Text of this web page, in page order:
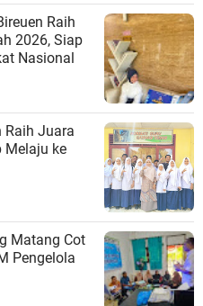
Raih
2026, Siap
Nasional
Raih Juara
Melaju ke
Matang Cot
Pengelola